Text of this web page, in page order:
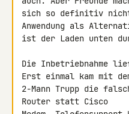
sich so definitiv
Anwendung als
ist der Laden unten
Die Inbetriebnahme
Erst einmal kam mit
2-Mann Trupp die
Router statt Cisco